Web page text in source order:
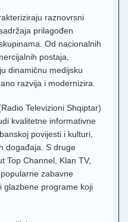
raznovrsni
prilagođen
Od nacionalnih
postaja,
dinamičnu medijsku
razvija i modernizira.
Televizioni Shqiptar)
kvalitetne informativne
povijesti i kulturi,
događaja. S druge
Top Channel, Klan TV,
zabavne
glazbene programe koji